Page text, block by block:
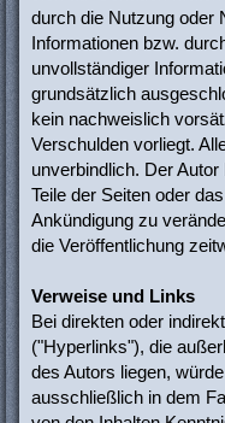
durch die Nutzung oder
Informationen bzw.
unvollständiger
grundsätzlich
kein nachweislich
Verschulden vorliegt.
unverbindlich. Der
Teile der Seiten oder
Ankündigung zu
die Veröffentlichung
Verweise und Links
Bei direkten oder
("Hyperlinks"), die
des Autors liegen,
ausschließlich in dem